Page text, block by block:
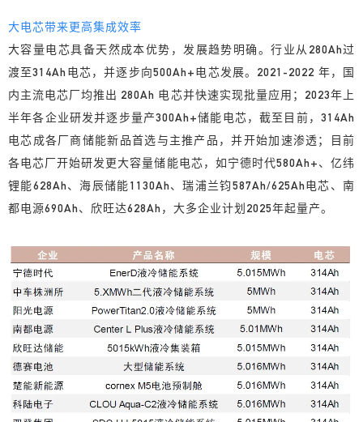
大电芯带来更高集成效率
大容量电芯具备天然成本优势，发展趋势明确。行业从280Ah过
渡至314Ah电芯，并逐步向500Ah+电芯发展。2021-2022 年，国
内主流电芯厂均推出 280Ah 电芯并快速实现批量应用；2023年上
半年各企业研发并逐步量产300Ah+储能电芯，截至目前，314Ah
电芯成各厂商储能新品首选与主推产品，并开始加速渗透；目前
各电芯厂开始研发更大容量储能电芯，如宁德时代580Ah+、亿纬
锂能628Ah、海辰储能1130Ah、瑞浦兰钧587Ah/625Ah电芯、南
都电源690Ah、欣旺达628Ah，大多企业计划2025年起量产。